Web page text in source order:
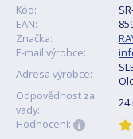
Kód:
EAN:
Značka:
E-mail výrobce:
Adresa výrobce:
Odpovědnost za
vady:
24
Hodnocení: